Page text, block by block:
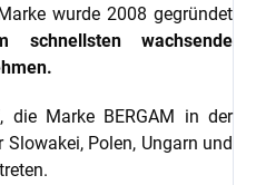
wurde 2008 gegründet
schnellsten wachsende
Marke BERGAM in der
Polen, Ungarn und